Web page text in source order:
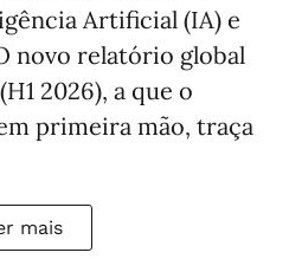
Artificial (IA) e
novo relatório global
2026), a que o
primeira mão, traça
mais